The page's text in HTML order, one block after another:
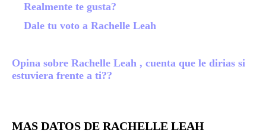
Realmente te gusta?
Dale tu voto a Rachelle Leah
Opina sobre Rachelle Leah , cuenta que le dirias si
estuviera frente a ti??
MAS DATOS DE RACHELLE LEAH